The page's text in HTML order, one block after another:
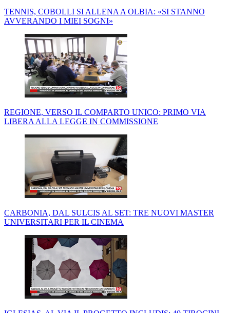
TENNIS, COBOLLI SI ALLENA A OLBIA: «SI STANNO
AVVERANDO I MIEI SOGNI»
REGIONE, VERSO IL COMPARTO UNICO: PRIMO VIA
LIBERA ALLA LEGGE IN COMMISSIONE
CARBONIA, DAL SULCIS AL SET: TRE NUOVI MASTER
UNIVERSITARI PER IL CINEMA